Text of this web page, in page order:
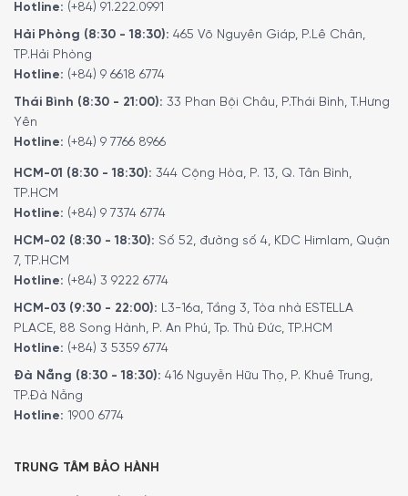
của chúng tôi theo dõi thời gian bạn đã sử dụng đầu bàn
chải và mức độ bạn đã chải mạnh như thế nào. Lời nhắc
thay thế BrushSync trên tay cầm của bạn và một tiếng
bíp ngắn nhắc bạn khi nào cần thay thế nó.
Bắt đầu và duy trì những thói quen lành
mạnh
cấp cho bạn hướng dẫn cần thiết để cải thiện và duy trì
thói quen đánh răng lành mạnh giữa các lần kiểm tra nha
trải nghiệm đánh răng của bạn với ứng dụng Sonicare,
Hotline: (+84) 91.222.0991
Hải Phòng (8:30 - 18:30): 465 Võ Nguyên Giáp, P.Lê Chân,
TP.Hải Phòng
Hotline: (+84) 9 6618 6774
Thái Bình (8:30 - 21:00): 33 Phan Bội Châu, P.Thái Bình, T.Hưng
Yên
Hotline: (+84) 9 7766 8966
HCM-01 (8:30 - 18:30): 344 Cộng Hòa, P. 13, Q. Tân Bình,
TP.HCM
Hotline: (+84) 9 7374 6774
HCM-02 (8:30 - 18:30): Số 52, đường số 4, KDC Himlam, Quận
7, TP.HCM
Hotline: (+84) 3 9222 6774
HCM-03 (9:30 - 22:00): L3-16a, Tầng 3, Tòa nhà ESTELLA
PLACE, 88 Song Hành, P. An Phú, Tp. Thủ Đức, TP.HCM
Hotline: (+84) 3 5359 6774
Đà Nẵng (8:30 - 18:30): 416 Nguyễn Hữu Thọ, P. Khuê Trung,
TP.Đà Nẵng
Hotline: 1900 6774
TRUNG TÂM BẢO HÀNH